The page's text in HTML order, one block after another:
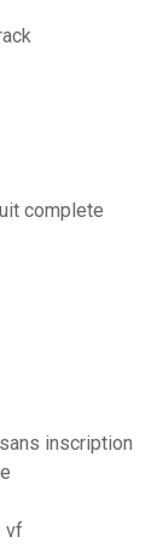
complete
inscription
vf